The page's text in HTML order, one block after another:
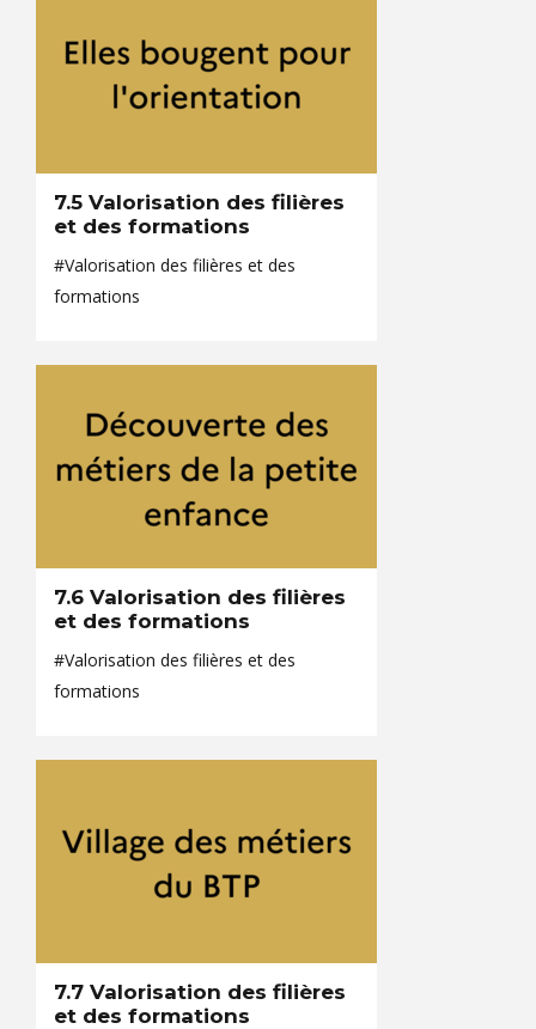
7.5 Valorisation des filières
et des formations
#Valorisation des filières et des
formations
7.6 Valorisation des filières
et des formations
#Valorisation des filières et des
formations
7.7 Valorisation des filières
et des formations